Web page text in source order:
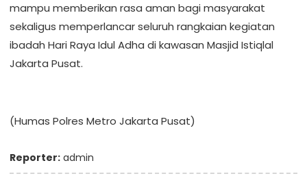
mampu memberikan rasa aman bagi masyarakat
sekaligus memperlancar seluruh rangkaian kegiatan
ibadah Hari Raya Idul Adha di kawasan Masjid Istiqlal
Jakarta Pusat.
(Humas Polres Metro Jakarta Pusat)
Reporter: admin